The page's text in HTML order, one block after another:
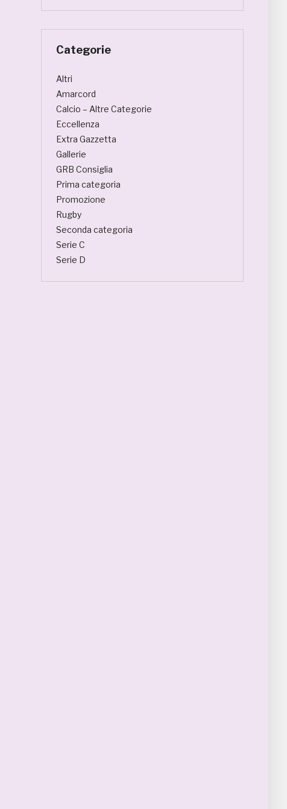
Categorie
Altri
Amarcord
Calcio – Altre Categorie
Eccellenza
Extra Gazzetta
Gallerie
GRB Consiglia
Prima categoria
Promozione
Rugby
Seconda categoria
Serie C
Serie D